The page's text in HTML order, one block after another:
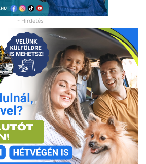
- Hirdetés -